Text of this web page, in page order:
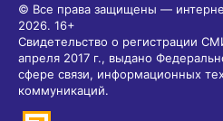
© Все права защищены —
2026. 16+
Свидетельство о регистрации
апреля 2017 г., выдано
сфере связи, информационных
коммуникаций.